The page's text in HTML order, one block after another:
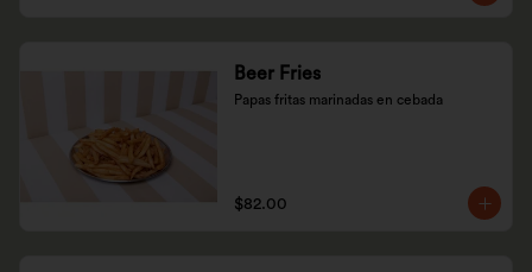
Beer Fries
Papas fritas marinadas en cebada
$82.00